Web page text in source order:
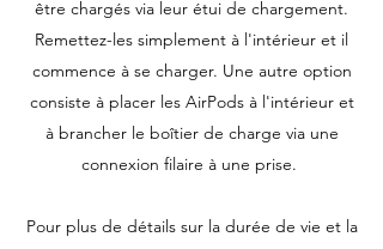
être chargés via leur étui de chargement.
Remettez-les simplement à l'intérieur et il
commence à se charger. Une autre option
consiste à placer les AirPods à l'intérieur et
à brancher le boîtier de charge via une
connexion filaire à une prise.
Pour plus de détails sur la durée de vie et la